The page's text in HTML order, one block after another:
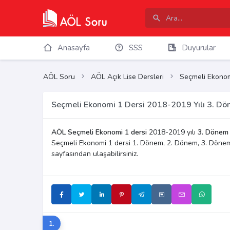
Anasayfa SSS Duyurular
AÖL Soru AÖL Açık Lise Dersleri Seçmeli
Seçmeli Ekonomi 1 Dersi 2018-2019 Yılı 3.
AÖL Seçmeli Ekonomi 1 dersi 2018-2019 yılı 3. Dönem
Seçmeli Ekonomi 1 dersi 1. Dönem, 2. Dönem, 3.
sayfasından ulaşabilirsiniz.
1.